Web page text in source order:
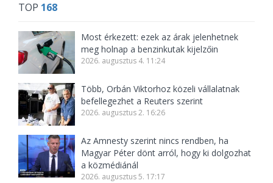
TOP 168
Most érkezett: ezek az árak jelenhetnek
meg holnap a benzinkutak kijelzőin
2026. augusztus 4. 11:24
Több, Orbán Viktorhoz közeli vállalatnak
befellegezhet a Reuters szerint
2026. augusztus 2. 16:26
Az Amnesty szerint nincs rendben, ha
Magyar Péter dönt arról, hogy ki dolgozhat
a közmédiánál
2026. augusztus 5. 17:17